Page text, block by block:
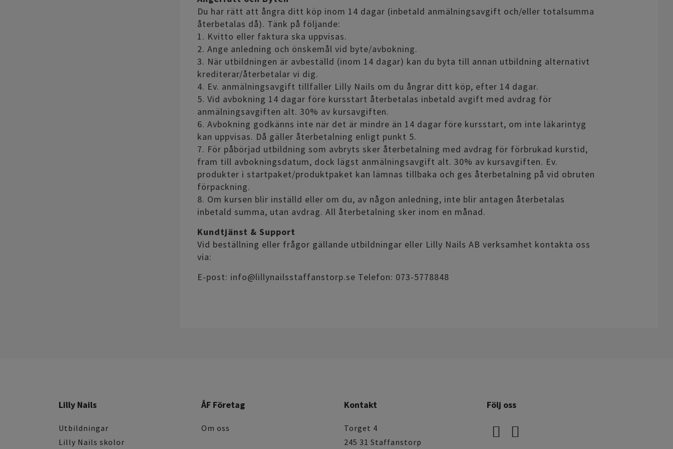
Du har rätt att ångra ditt köp inom 14 dagar (inbetald anmälningsavgift och/eller totalsumma
återbetalas då). Tänk på följande:
1. Kvitto eller faktura ska uppvisas.
2. Ange anledning och önskemål vid byte/avbokning.
3. När utbildningen är avbeställd (inom 14 dagar) kan du byta till annan utbildning alternativt
krediterar/återbetalar vi dig.
4. Ev. anmälningsavgift tillfaller Lilly Nails om du ångrar ditt köp, efter 14 dagar.
5. Vid avbokning 14 dagar före kursstart återbetalas inbetald avgift med avdrag för
anmälningsavgiften alt. 30% av kursavgiften.
6. Avbokning godkänns inte när det är mindre än 14 dagar före kursstart, om inte läkarintyg
kan uppvisas. Då gäller återbetalning enligt punkt 5.
7. För påbörjad utbildning som avbryts sker återbetalning med avdrag för förbrukad kurstid,
fram till avbokningsdatum, dock lägst anmälningsavgift alt. 30% av kursavgiften. Ev.
produkter i startpaket/produktpaket kan lämnas tillbaka och ges återbetalning på vid obruten
förpackning.
8. Om kursen blir inställd eller om du, av någon anledning, inte blir antagen återbetalas
inbetald summa, utan avdrag. All återbetalning sker inom en månad.
Kundtjänst & Support
Vid beställning eller frågor gällande utbildningar eller Lilly Nails AB verksamhet kontakta oss
via:
E-post: info@lillynailsstaffanstorp.se Telefon: 073-5778848
Lilly Nails
Utbildningar
Lilly Nails skolor
ÅF Företag
Om oss
Kontakt
Torget 4
245 31 Staffanstorp
Följ oss